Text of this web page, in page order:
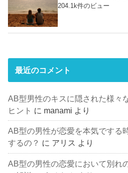
204.1k件のビュー
最近のコメント
AB型男性のキスに隠された様々
ヒント に manami より
AB型の男性が恋愛を本気でする
するの？ に アリス より
AB型の男性の恋愛において別れ